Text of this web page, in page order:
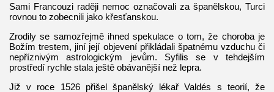
Sami Francouzi raději nemoc označovali za španělskou, Turci
rovnou to zobecnili jako křesťanskou.
Zrodily se samozřejmě ihned spekulace o tom, že choroba je
Božím trestem, jiní její objevení přikládali špatnému vzduchu či
nepříznivým astrologickým jevům. Syfilis se v tehdejším
prostředí rychle stala ještě obávanější než lepra.
Již v roce 1526 přišel španělský lékař Valdés s teorií, že